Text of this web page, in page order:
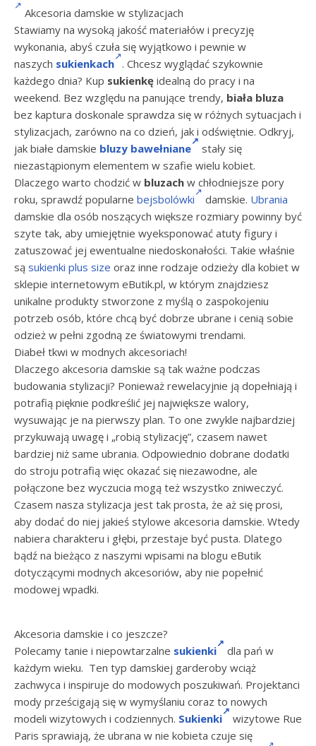
Akcesoria damskie w stylizacjach
Stawiamy na wysoką jakość materiałów i precyzję
wykonania, abyś czuła się wyjątkowo i pewnie w
naszych sukienkach . Chcesz wyglądać szykownie
każdego dnia? Kup sukienkę idealną do pracy i na
weekend. Bez względu na panujące trendy, biała bluza
bez kaptura doskonale sprawdza się w różnych sytuacjach i
stylizacjach, zarówno na co dzień, jak i odświętnie. Odkryj,
jak białe damskie bluzy bawełniane
stały się
niezastąpionym elementem w szafie wielu kobiet.
Dlaczego warto chodzić w bluzach w chłodniejsze pory
roku, sprawdź popularne bejsbolówki damskie. Ubrania
damskie dla osób noszących większe rozmiary powinny być
szyte tak, aby umiejętnie wyeksponować atuty figury i
zatuszować jej ewentualne niedoskonałości. Takie właśnie
są sukienki plus size oraz inne rodzaje odzieży dla kobiet w
sklepie internetowym eButik.pl, w którym znajdziesz
unikalne produkty stworzone z myślą o zaspokojeniu
potrzeb osób, które chcą być dobrze ubrane i cenią sobie
odzież w pełni zgodną ze światowymi trendami.
Diabeł tkwi w modnych akcesoriach!
Dlaczego akcesoria damskie są tak ważne podczas
budowania stylizacji? Ponieważ rewelacyjnie ją dopełniają i
potrafią pięknie podkreślić jej największe walory,
wysuwając je na pierwszy plan. To one zwykle najbardziej
przykuwają uwagę i „robią stylizację”, czasem nawet
bardziej niż same ubrania. Odpowiednio dobrane dodatki
do stroju potrafią więc okazać się niezawodne, ale
połączone bez wyczucia mogą też wszystko zniweczyć.
Czasem nasza stylizacja jest tak prosta, że aż się prosi,
aby dodać do niej jakieś stylowe akcesoria damskie. Wtedy
nabiera charakteru i głębi, przestaje być pusta. Dlatego
bądź na bieżąco z naszymi wpisami na blogu eButik
dotyczącymi modnych akcesoriów, aby nie popełnić
modowej wpadki.
Akcesoria damskie i co jeszcze?
Polecamy tanie i niepowtarzalne sukienki
dla pań w
każdym wieku. Ten typ damskiej garderoby wciąż
zachwyca i inspiruje do modowych poszukiwań. Projektanci
mody prześcigają się w wymyślaniu coraz to nowych
modeli wizytowych i codziennych. Sukienki
wizytowe Rue
Paris sprawiają, że ubrana w nie kobieta czuje się